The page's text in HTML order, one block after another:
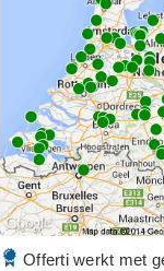
Offerti werkt met